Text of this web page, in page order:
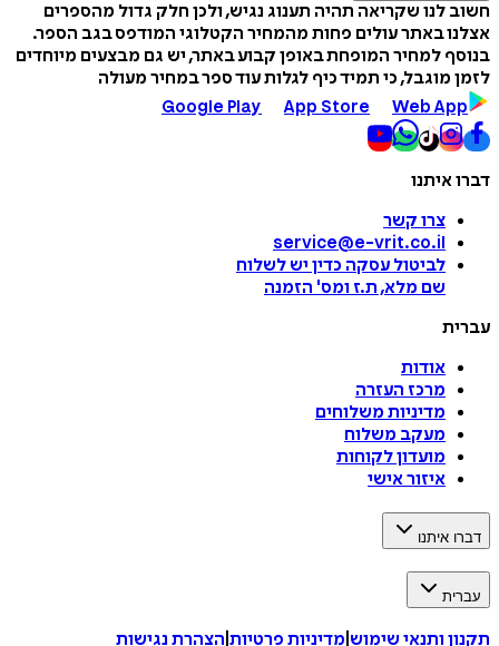
חשוב לנו שקריאה תהיה תענוג נגיש, ולכן חלק גדול מהספרים
אצלנו באתר עולים פחות מהמחיר הקטלוגי המודפס בגב הספר.
בנוסף למחיר המופחת באופן קבוע באתר, יש גם מבצעים מיוחדים
לזמן מוגבל, כי תמיד כיף לגלות עוד ספר במחיר מעולה
Google Play
App Store Web App
דברו איתנו
צרו קשר
service@e-vrit.co.il
לביטול עסקה כדין יש לשלוח
שם מלא, ת.ז ומס' הזמנה
עברית
אודות
מרכז העזרה
מדיניות משלוחים
מעקב משלוח
מועדון לקוחות
איזור אישי
דברו איתנו
עברית
תקנון ותנאי שימוש מדיניות פרטיות הצהרת נגישות